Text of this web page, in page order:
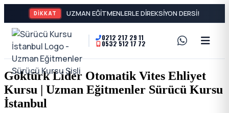
DİKKAT
Sürücü
Kursu
İstanbul
A2
Motor
Ehliyeti
ve
0212 217 29 11
0532 512 17 72
Göktürk Lider Otomatik Vites Ehliyet
Kursu | Uzman Eğitmenler Sürücü Kursu
İstanbul